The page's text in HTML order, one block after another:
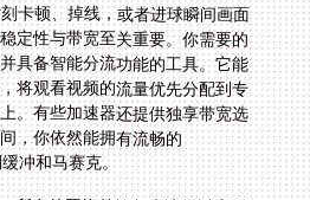
卡顿、掉线，或者进球瞬间画面
定性与带宽至关重要。你需要的
具备智能分流功能的工具。它能
将观看视频的流量优先分配到专
。有些加速器还提供独享带宽选
期间，你依然能拥有流畅的
冲和马赛克。